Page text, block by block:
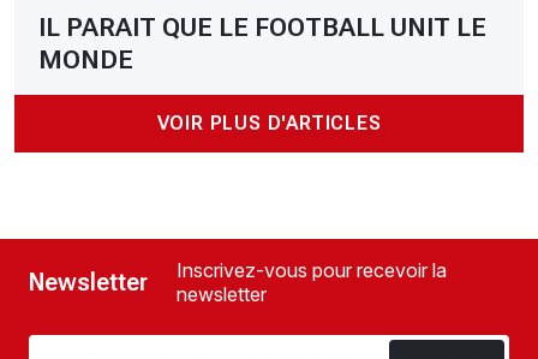
IL PARAIT QUE LE FOOTBALL UNIT LE
MONDE
VOIR PLUS D'ARTICLES
Newsletter
Inscrivez-vous pour recevoir la
newsletter